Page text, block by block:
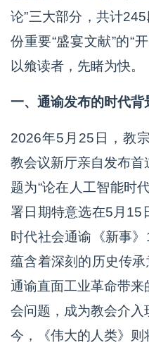
论”三大部分，共计
份重要“盛宴文献”的“
以飨读者，先睹为快。
一、通谕发布的时代背
2026年5月25日，教
教会议新厅亲自发布首
题为“论在人工智能时
署日期特意选在5月
时代社会通谕《新事
蕴含着深刻的历史传承
通谕直面工业革命带
会问题，成为教会介
今，《伟大的人类》